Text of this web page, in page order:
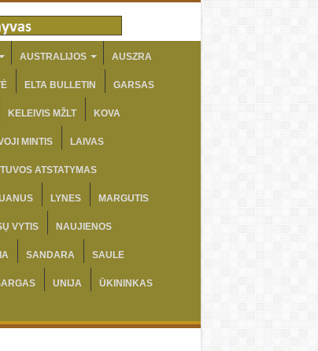
AUSTRALIJOS AUSZRA
ELTA BULLETIN GARSAS
KELEIVIS MŽLT KOVA
MINTIS LAIVAS
ATSTATYMAS
LYNES MARGUTIS
VYTIS NAUJIENOS
SANDARA SAULE
UNIJA ŪKININKAS